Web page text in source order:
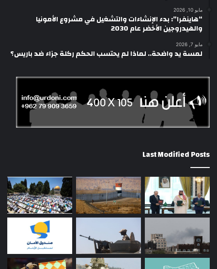
مايو 10, 2026
“هاينفرا”: بدء الإنشاءات والتشغيل في مشروع الأمونيا
والهيدروجين الأخضر عام 2030
مايو 7, 2026
لمسة يد واضحة.. لماذا لم يحتسب الحكم ركلة جزاء ضد باريس؟
Last Modified Posts